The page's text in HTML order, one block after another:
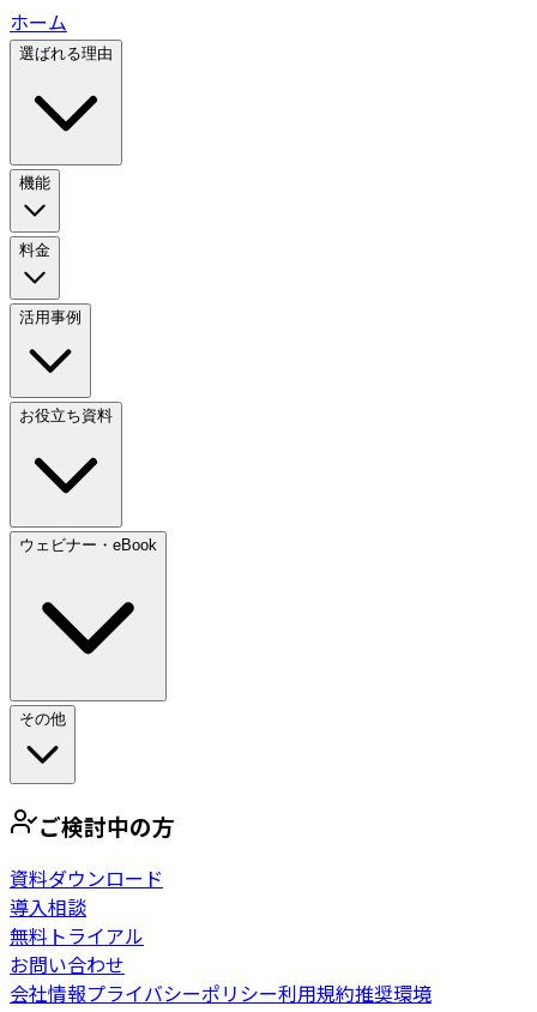
ホーム
選ばれる理由
機能
料金
活用事例
お役立ち資料
ウェビナー・eBook
その他
ご検討中の方
資料ダウンロード
導入相談
無料トライアル
お問い合わせ
会社情報プライバシーポリシー利用規約推奨環境